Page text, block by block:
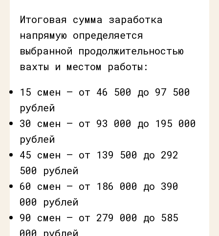
Итоговая сумма заработка
напрямую определяется
выбранной продолжительностью
вахты и местом работы:
15 смен — от 46 500 до 97 500
рублей
30 смен — от 93 000 до 195 000
рублей
45 смен — от 139 500 до 292
500 рублей
60 смен — от 186 000 до 390
000 рублей
90 смен — от 279 000 до 585
000 рублей